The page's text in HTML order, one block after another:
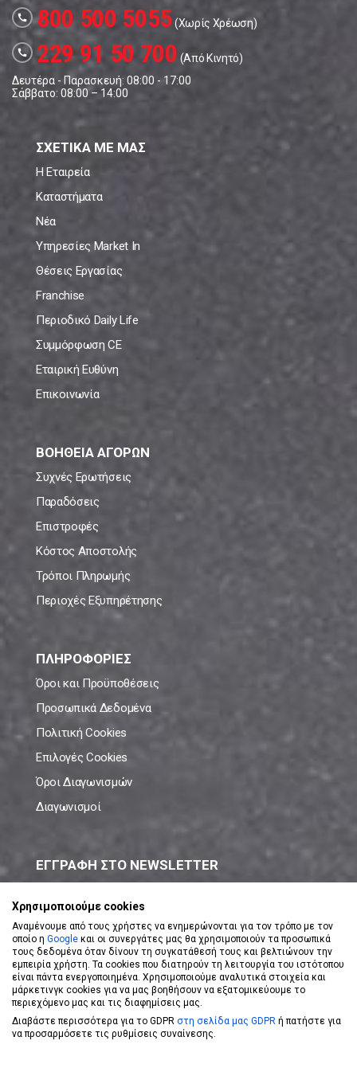
call 800 500 5055(Χωρίς Χρέωση)
call 229 91 50 700 (Από Κινητό)
Δευτέρα - Παρασκευή: 08:00 - 17:00
Σάββατο: 08:00 – 14:00
ΣΧΕΤΙΚΑ ΜΕ ΜΑΣ
Η Εταιρεία
Καταστήματα
Νέα
Υπηρεσίες Market In
Θέσεις Εργασίας
Franchise
Περιοδικό Daily Life
Συμμόρφωση CE
Εταιρική Ευθύνη
Επικοινωνία
ΒΟΗΘΕΙΑ ΑΓΟΡΩΝ
Συχνές Ερωτήσεις
Παραδόσεις
Επιστροφές
Κόστος Αποστολής
Τρόποι Πληρωμής
Περιοχές Εξυπηρέτησης
ΠΛΗΡΟΦΟΡΙΕΣ
Όροι και Προϋποθέσεις
Προσωπικά Δεδομένα
Πολιτική Cookies
Επιλογές Cookies
Όροι Διαγωνισμών
Διαγωνισμοί
ΕΓΓΡΑΦΗ ΣΤΟ NEWSLETTER
ΕΓΓΡΑΦΗ ΣΤΟ NEWSLETTER
Αποδέχομαι τουςΌρους Χρήσης
Χρησιμοποιούμε cookies
Αναμένουμε από τους χρήστες να ενημερώνονται για τον τρόπο με τον
οποίο η Google και οι συνεργάτες μας θα χρησιμοποιούν τα προσωπικά
τους δεδομένα όταν δίνουν τη συγκατάθεσή τους και βελτιώνουν την
εμπειρία χρήστη. Τα cookies που διατηρούν τη λειτουργία του ιστότοπου
είναι πάντα ενεργοποιημένα. Χρησιμοποιούμε αναλυτικά στοιχεία και
μάρκετινγκ cookies για να μας βοηθήσουν να εξατομικεύουμε το
περιεχόμενο μας και τις διαφημίσεις μας.
Διαβάστε περισσότερα για το GDPR στη σελίδα μας GDPR ή πατήστε για
να προσαρμόσετε τις ρυθμίσεις συναίνεσης.